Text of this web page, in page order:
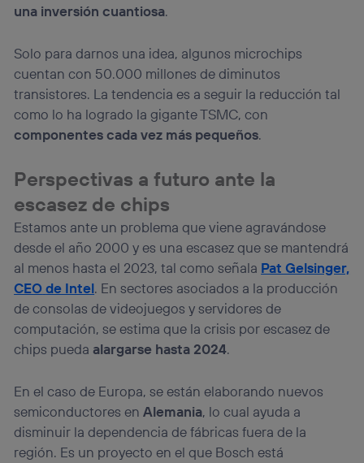
una inversión cuantiosa.
Solo para darnos una idea, algunos microchips
cuentan con 50.000 millones de diminutos
transistores. La tendencia es a seguir la reducción tal
como lo ha logrado la gigante TSMC, con
componentes cada vez más pequeños.
Perspectivas a futuro ante la
escasez de chips
Estamos ante un problema que viene agravándose
desde el año 2000 y es una escasez que se mantendrá
al menos hasta el 2023, tal como señala Pat Gelsinger,
CEO de Intel. En sectores asociados a la producción
de consolas de videojuegos y servidores de
computación, se estima que la crisis por escasez de
chips pueda alargarse hasta 2024.
En el caso de Europa, se están elaborando nuevos
semiconductores enAlemania, lo cual ayuda a
disminuir la dependencia de fábricas fuera de la
región. Es un proyecto en el que Bosch está